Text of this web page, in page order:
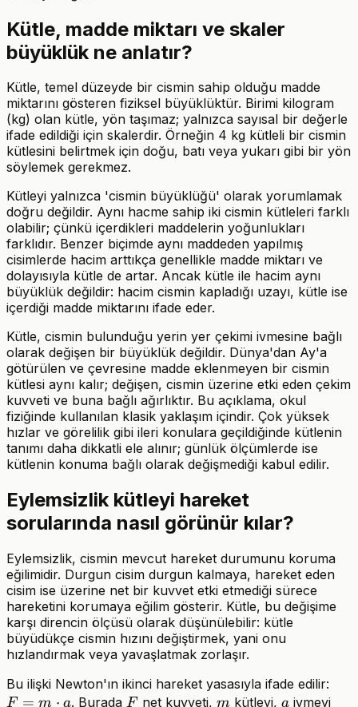
Kütle, madde miktarı ve skaler
büyüklük ne anlatır?
Kütle, temel düzeyde bir cismin sahip olduğu madde
miktarını gösteren fiziksel büyüklüktür. Birimi kilogram
(kg) olan kütle, yön taşımaz; yalnızca sayısal bir değerle
ifade edildiği için skalerdir. Örneğin 4 kg kütleli bir cismin
kütlesini belirtmek için doğu, batı veya yukarı gibi bir yön
söylemek gerekmez.
Kütleyi yalnızca 'cismin büyüklüğü' olarak yorumlamak
doğru değildir. Aynı hacme sahip iki cismin kütleleri farklı
olabilir; çünkü içerdikleri maddelerin yoğunlukları
farklıdır. Benzer biçimde aynı maddeden yapılmış
cisimlerde hacim arttıkça genellikle madde miktarı ve
dolayısıyla kütle de artar. Ancak kütle ile hacim aynı
büyüklük değildir: hacim cismin kapladığı uzayı, kütle ise
içerdiği madde miktarını ifade eder.
Kütle, cismin bulunduğu yerin yer çekimi ivmesine bağlı
olarak değişen bir büyüklük değildir. Dünya'dan Ay'a
götürülen ve çevresine madde eklenmeyen bir cismin
kütlesi aynı kalır; değişen, cismin üzerine etki eden çekim
kuvveti ve buna bağlı ağırlıktır. Bu açıklama, okul
fiziğinde kullanılan klasik yaklaşım içindir. Çok yüksek
hızlar ve görelilik gibi ileri konulara geçildiğinde kütlenin
tanımı daha dikkatli ele alınır; günlük ölçümlerde ise
kütlenin konuma bağlı olarak değişmediği kabul edilir.
Eylemsizlik kütleyi hareket
sorularında nasıl görünür kılar?
Eylemsizlik, cismin mevcut hareket durumunu koruma
eğilimidir. Durgun cisim durgun kalmaya, hareket eden
cisim ise üzerine net bir kuvvet etki etmediği sürece
hareketini korumaya eğilim gösterir. Kütle, bu değişime
karşı direncin ölçüsü olarak düşünülebilir: kütle
büyüdükçe cismin hızını değiştirmek, yani onu
hızlandırmak veya yavaşlatmak zorlaşır.
Bu ilişki Newton'ın ikinci hareket yasasıyla ifade edilir:
a
F = m ⋅ a. BuradaF
Fnet kuvveti, m
mkütleyi, a
aivmeyi